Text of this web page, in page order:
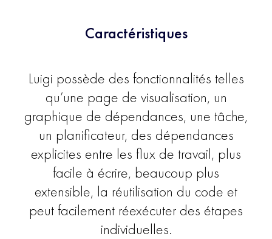
Caractéristiques
Luigi possède des fonctionnalités telles
qu’une page de visualisation, un
graphique de dépendances, une tâche,
un planificateur, des dépendances
explicites entre les flux de travail, plus
facile à écrire, beaucoup plus
extensible, la réutilisation du code et
peut facilement réexécuter des étapes
individuelles.